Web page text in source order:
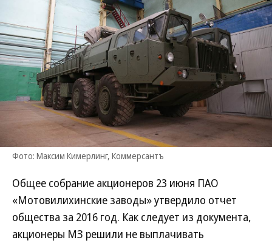
Фото: Максим Кимерлинг, Коммерсантъ
Общее собрание акционеров 23 июня ПАО
«Мотовилихинские заводы» утвердило отчет
общества за 2016 год. Как следует из документа,
акционеры МЗ решили не выплачивать